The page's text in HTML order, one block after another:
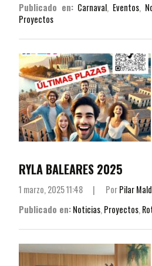
Publicado en: Carnaval, Eventos,
Proyectos
RYLA BALEARES 2025
1 marzo, 2025 11:48 | PorPilar
Publicado en:Noticias, Proyectos,